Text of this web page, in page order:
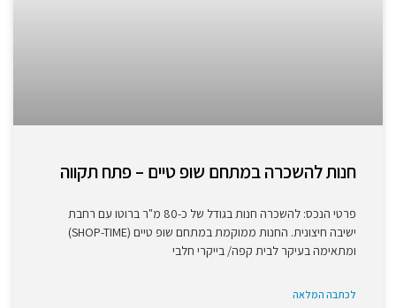
חנות להשכרה במתחם שופ טיים – פתח תקווה
פרטי הנכס: להשכרה חנות בגודל של כ-80 מ"ר ברוטו עם רחבת
ישיבה חיצונית. החנות ממוקמת במתחם שופ טיים (SHOP-TIME)
ומתאימה בעיקר לבית קפה/ בייקרי חלבי
לכתבה המלאה